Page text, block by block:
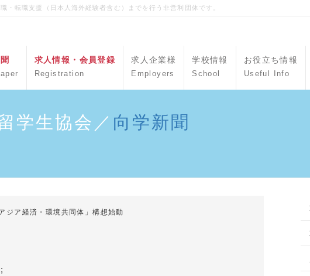
・転職支援（日本人海外経験者含む）までを行う非営利団体です。
求人情報・会員登録
Registration
求人企業様
Employers
学校情報
School
お役立ち情報
Useful Info
学生協会／ 向学新聞
ジア経済・環境共同体」構想始動